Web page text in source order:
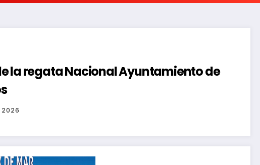
la regata Nacional Ayuntamiento de
2026